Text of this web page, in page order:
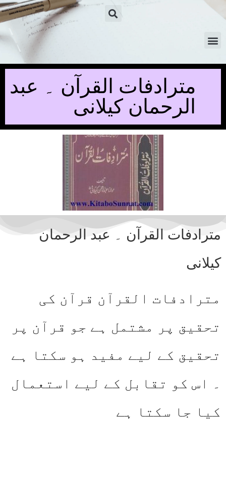
مترادفات القرآن ۔ عبد
الرحمان کیلانی
مترادفات القرآن ۔ عبد الرحمان
کیلانی
مترادفات القرآن قرآن کی
تحقیق پر مشتمل ہے جو قرآن پر
تحقیق کے لیے مفید ہو سکتا ہے
۔ اس کو تقابل کے لیے استعمال
کیا جا سکتا ہے